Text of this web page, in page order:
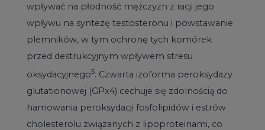
wpływać na płodność mężczyzn z racji jego
wpływu na syntezę testosteronu i powstawanie
plemników, w tym ochronę tych komórek
przed destrukcyjnym wpływem stresu
oksydacyjnego5. Czwarta izoforma peroksydazy
glutationowej (GPx4) cechuje się zdolnością do
hamowania peroksydacji fosfolipidów i estrów
cholesterolu związanych z lipoproteinami, co